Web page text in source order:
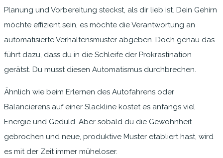
Planung und Vorbereitung steckst, als dir lieb ist. Dein Gehirn
möchte effizient sein, es möchte die Verantwortung an
automatisierte Verhaltensmuster abgeben. Doch genau das
führt dazu, dass du in die Schleife der Prokrastination
gerätst. Du musst diesen Automatismus durchbrechen.
Ähnlich wie beim Erlernen des Autofahrens oder
Balancierens auf einer Slackline kostet es anfangs viel
Energie und Geduld. Aber sobald du die Gewohnheit
gebrochen und neue, produktive Muster etabliert hast, wird
es mit der Zeit immer müheloser.